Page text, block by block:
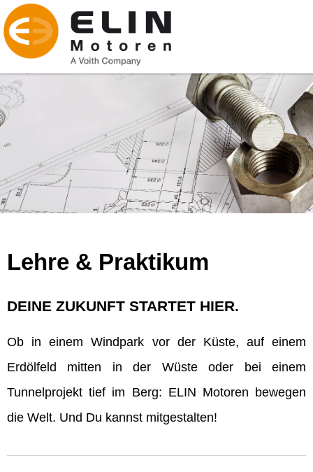
Lehre & Praktikum
DEINE ZUKUNFT STARTET HIER.
Ob in einem Windpark vor der Küste, auf einem
Erdölfeld mitten in der Wüste oder bei einem
Tunnelprojekt tief im Berg: ELIN Motoren bewegen
die Welt. Und Du kannst mitgestalten!